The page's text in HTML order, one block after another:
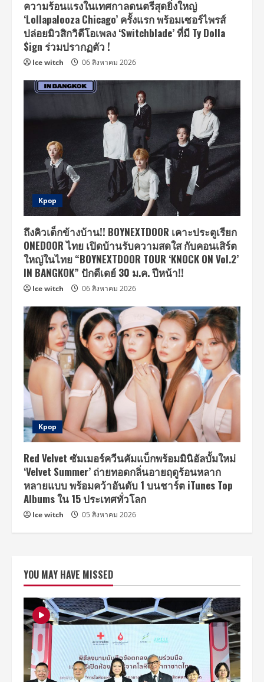
ความร้อนแรงในเทศกาลดนตรีสุดยิ่งใหญ่
‘Lollapalooza Chicago’ ครั้งแรก พร้อมเซอร์ไพรส์
ปล่อยมิวสิกวิดีโอเพลง ‘Switchblade’ ที่มี Ty Dolla
$ign ร่วมปรากฏตัว !
Ice witch 06 สิงหาคม 2026
Kpop
ถึงคิวเด็กข้างบ้าน!! BOYNEXTDOOR เคาะประตูเรียก
ONEDOOR ไทย เปิดบ้านรับความสดใส กับคอนเสิร์ต
ใหญ่ในไทย “BOYNEXTDOOR TOUR ‘KNOCK ON Vol.2’
IN BANGKOK” ปักดีเดย์ 30 ม.ค. ปีหน้า!!
Ice witch 06 สิงหาคม 2026
Kpop
Red Velvet ซัมเมอร์ควีนคัมแบ็กพร้อมมินิอัลบั้มใหม่
‘Velvet Summer’ ถ่ายทอดกลิ่นอายฤดูร้อนหลาก
หลายแบบ พร้อมคว้าอันดับ 1 บนชาร์ต iTunes Top
Albums ใน 15 ประเทศทั่วโลก
Ice witch 05 สิงหาคม 2026
YOU MAY HAVE MISSED